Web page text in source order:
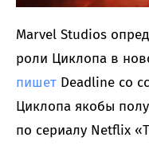
Marvel Studios
роли Циклопа в
пишет Deadline со
Циклопа якобы
по сериалу Netflix